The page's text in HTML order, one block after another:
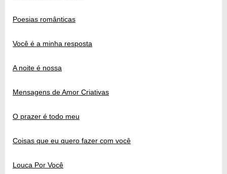
Poesias românticas
Você é a minha resposta
A noite é nossa
Mensagens de Amor Criativas
O prazer é todo meu
Coisas que eu quero fazer com você
Louca Por Você